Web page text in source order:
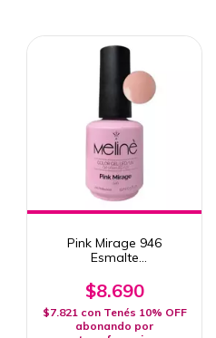
Pink Mirage 946
Esmalte
15ml
$8.690
$7.821 con Tenés 10% OFF
abonando por